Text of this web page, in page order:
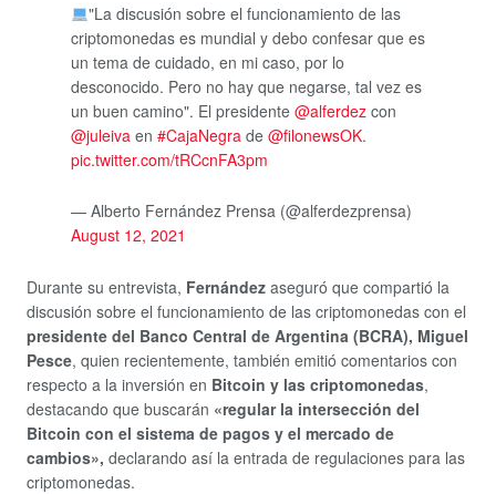
"La discusión sobre el funcionamiento de las
criptomonedas es mundial y debo confesar que es
un tema de cuidado, en mi caso, por lo
desconocido. Pero no hay que negarse, tal vez es
un buen camino". El presidente @alferdez con
@juleiva en #CajaNegra de @filonewsOK.
pic.twitter.com/tRCcnFA3pm
— Alberto Fernández Prensa (@alferdezprensa)
August 12, 2021
Durante su entrevista, Fernández aseguró que compartió la
discusión sobre el funcionamiento de las criptomonedas con el
presidente del Banco Central de Argentina (BCRA), Miguel
Pesce, quien recientemente, también emitió comentarios con
respecto a la inversión en Bitcoin y las criptomonedas,
destacando que buscarán «regular la intersección del
Bitcoin con el sistema de pagos y el mercado de
cambios», declarando así la entrada de regulaciones para las
criptomonedas.